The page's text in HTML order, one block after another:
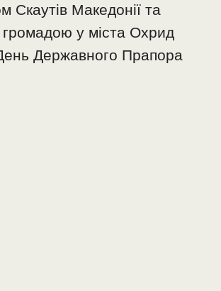
Македонії та
громадою у міста Охрид
Державного Прапора